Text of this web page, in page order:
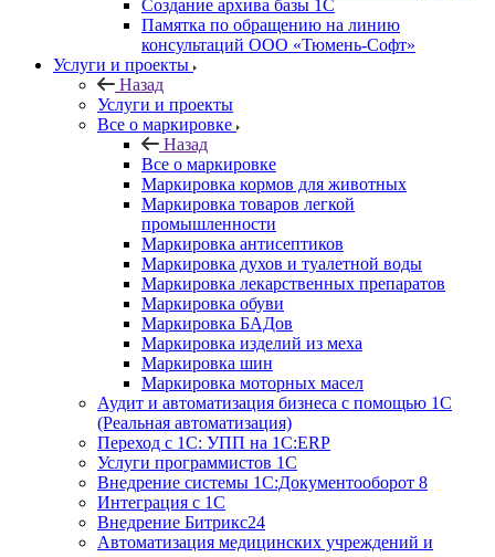
Создание архива базы 1С
Памятка по обращению на линию
консультаций ООО «Тюмень-Софт»
Услуги и проекты
Назад
Услуги и проекты
Все о маркировке
Назад
Все о маркировке
Маркировка кормов для животных
Маркировка товаров легкой
промышленности
Маркировка антисептиков
Маркировка духов и туалетной воды
Маркировка лекарственных препаратов
Маркировка обуви
Маркировка БАДов
Маркировка изделий из меха
Маркировка шин
Маркировка моторных масел
Аудит и автоматизация бизнеса с помощью 1С
(Реальная автоматизация)
Переход с 1С: УПП на 1С:ERP
Услуги программистов 1С
Внедрение системы 1С:Документооборот 8
Интеграция с 1С
Внедрение Битрикс24
Автоматизация медицинских учреждений и